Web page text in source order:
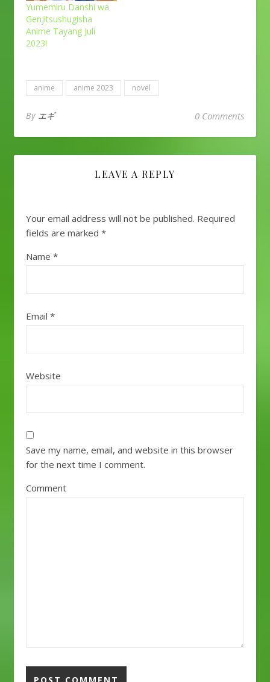
Yumemiru Danshi wa
Genjitsushugisha
Anime Tayang Juli
2023!
anime anime 2023 novel
By エギ 0 Comments
LEAVE A REPLY
Your email address will not be published. Required
fields are marked *
Name *
Email *
Website
Save my name, email, and website in this browser
for the next time I comment.
Comment